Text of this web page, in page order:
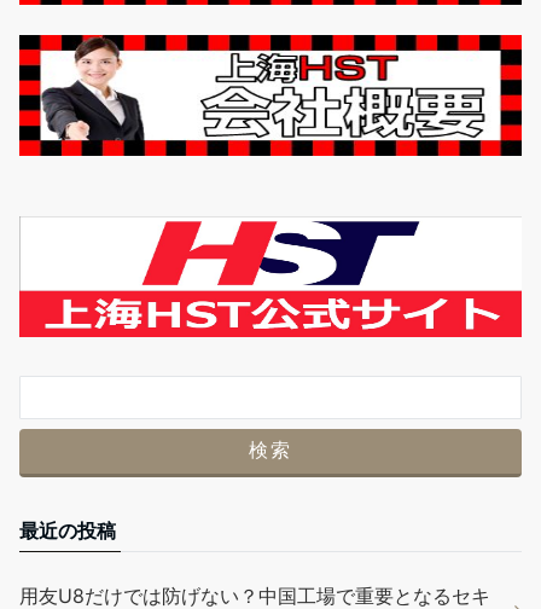
最近の投稿
用友U8だけでは防げない？中国工場で重要となるセキ